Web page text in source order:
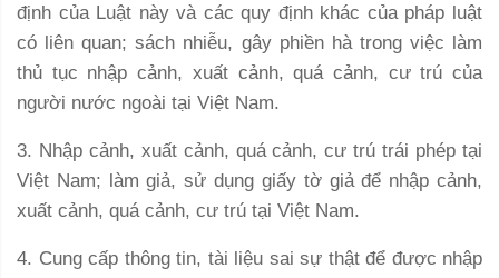
định của Luật này và các quy định khác của pháp luật
có liên quan; sách nhiễu, gây phiền hà trong việc làm
thủ tục nhập cảnh, xuất cảnh, quá cảnh, cư trú của
người nước ngoài tại Việt Nam.
3. Nhập cảnh, xuất cảnh, quá cảnh, cư trú trái phép tại
Việt Nam; làm giả, sử dụng giấy tờ giả để nhập cảnh,
xuất cảnh, quá cảnh, cư trú tại Việt Nam.
4. Cung cấp thông tin, tài liệu sai sự thật để được nhập